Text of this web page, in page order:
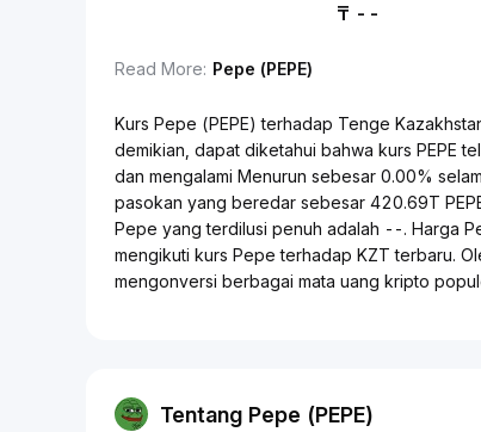
₸ --
Read More: Pepe (PEPE)
Kurs Pepe (PEPE) terhadap Tenge
demikian, dapat diketahui bahwa kurs PEPE
dan mengalami Menurun sebesar 0.00%
pasokan yang beredar sebesar 420.69T
Pepe yang terdilusi penuh adalah --. Harga
mengikuti kurs Pepe terhadap KZT terbaru.
mengonversi berbagai mata uang kripto
Tentang Pepe (PEPE)